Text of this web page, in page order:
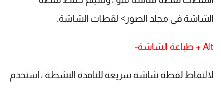
الشاشة في مجلد الصور> لقطات الشاشة.
Alt + طباعة الشاشة-
لالتقاط لقطة شاشة سريعة للنافذة النشطة ، استخدم